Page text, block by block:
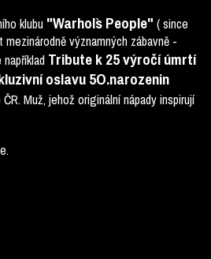
klubu "Warhol`s People" ( since
významných zábavně -
Tribute k 25 výročí úmrtí
oslavu 5O.narozenin
ČR. Muž, jehož originální nápady inspirují